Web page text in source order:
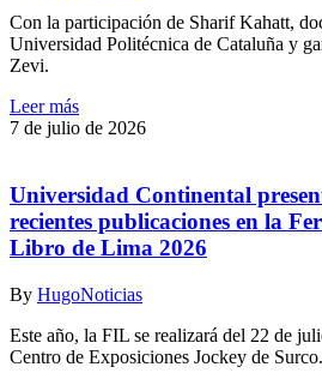
Con la participación de Sharif Kahatt,
Universidad Politécnica de Cataluña y
Zevi.
Leer más
7 de julio de 2026
Universidad Continental
recientes publicaciones en la
Libro de Lima 2026
By HugoNoticias
Este año, la FIL se realizará del 22 de
Centro de Exposiciones Jockey de Surco.